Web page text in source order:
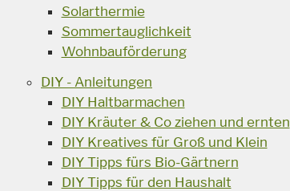
Solarthermie
Sommertauglichkeit
Wohnbauförderung
DIY - Anleitungen
DIY Haltbarmachen
DIY Kräuter & Co ziehen und ernten
DIY Kreatives für Groß und Klein
DIY Tipps fürs Bio-Gärtnern
DIY Tipps für den Haushalt